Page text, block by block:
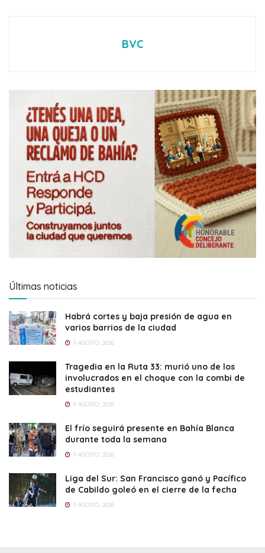
BVC
Últimas noticias
Habrá cortes y baja presión de agua en
varios barrios de la ciudad
9 AGOSTO, 2026
Tragedia en la Ruta 33: murió uno de los
involucrados en el choque con la combi de
estudiantes
9 AGOSTO, 2026
El frío seguirá presente en Bahía Blanca
durante toda la semana
9 AGOSTO, 2026
Liga del Sur: San Francisco ganó y Pacífico
de Cabildo goleó en el cierre de la fecha
9 AGOSTO, 2026